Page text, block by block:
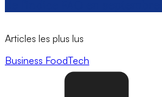
Articles les plus lus
Business FoodTech